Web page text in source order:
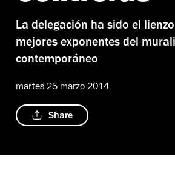
La delegación ha sido el
mejores exponentes del
contemporáneo
martes 25 marzo 2014
Share